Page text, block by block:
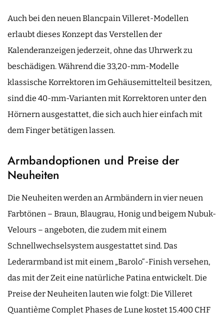
Auch bei den neuen Blancpain Villeret-Modellen
erlaubt dieses Konzept das Verstellen der
Kalenderanzeigen jederzeit, ohne das Uhrwerk zu
beschädigen. Während die 33,20-mm-Modelle
klassische Korrektoren im Gehäusemittelteil besitzen,
sind die 40-mm-Varianten mit Korrektoren unter den
Hörnern ausgestattet, die sich auch hier einfach mit
dem Finger betätigen lassen.
Armbandoptionen und Preise der
Neuheiten
Die Neuheiten werden an Armbändern in vier neuen
Farbtönen – Braun, Blaugrau, Honig und beigem Nubuk-
Velours – angeboten, die zudem mit einem
Schnellwechselsystem ausgestattet sind. Das
Lederarmband ist mit einem „Barolo“-Finish versehen,
das mit der Zeit eine natürliche Patina entwickelt. Die
Preise der Neuheiten lauten wie folgt: Die Villeret
Quantième Complet Phases de Lune kostet 15.400 CHF